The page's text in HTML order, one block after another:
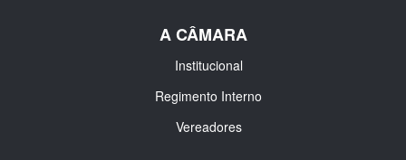
A CÂMARA
Institucional
Regimento Interno
Vereadores